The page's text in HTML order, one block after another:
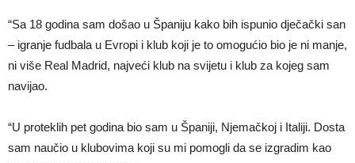
“Sa 18 godina sam došao u Španiju kako bih ispunio dječački san
– igranje fudbala u Evropi i klub koji je to omogućio bio je ni manje,
ni više Real Madrid, najveći klub na svijetu i klub za kojeg sam
navijao.
“U proteklih pet godina bio sam u Španiji, Njemačkoj i Italiji. Dosta
sam naučio u klubovima koji su mi pomogli da se izgradim kao